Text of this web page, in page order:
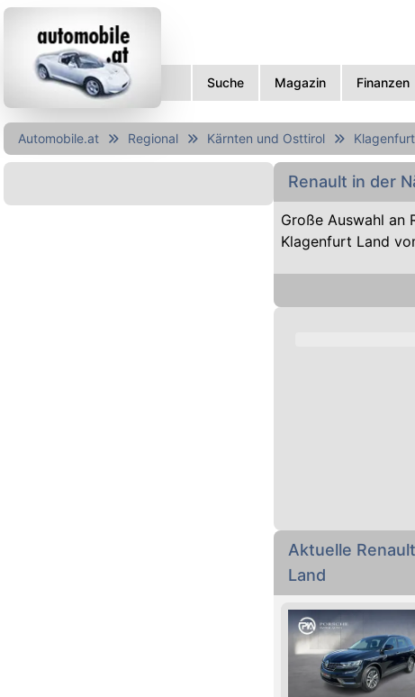
Suche Magazin Finanzen
Automobile.at Regional Kärnten und Osttirol
Renault in der
Große Auswahl an
Klagenfurt Land
Aktuelle
Land